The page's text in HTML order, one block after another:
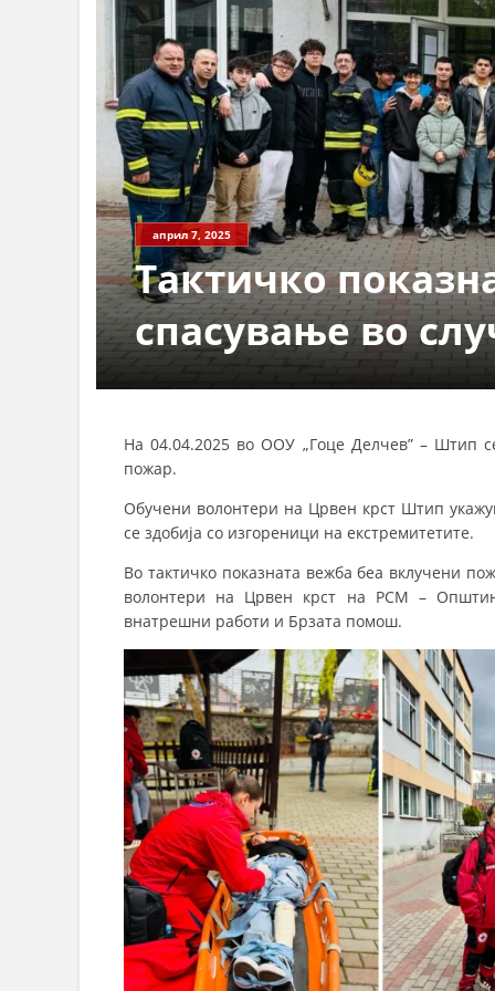
април 7, 2025
Тактичко
спасување во
На 04.04.2025 во ООУ „Гоце Делчев” – Штип
пожар.
Обучени волонтери на Црвен крст Штип
се здобија со изгореници на екстремитетите.
Во тактичко показната вежба беа вклучени
волонтери на Црвен крст на РСМ –
внатрешни работи и Брзата помош.